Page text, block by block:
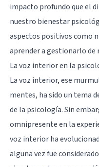
impacto profundo que el
nuestro bienestar
aspectos positivos como
aprender a gestionarlo de
La voz interior en la
La voz interior, ese
mentes, ha sido un tema
de la psicología. Sin
omnipresente en la
voz interior ha
alguna vez fue